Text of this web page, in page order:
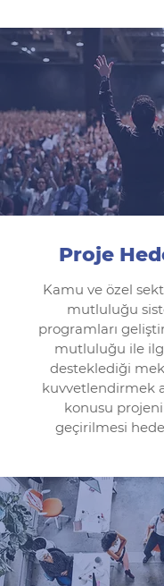
Proje
Kamu ve özel
mutluluğu
programları
mutluluğu ile
desteklediği
kuvvetlendirmek
konusu
geçirilmesi